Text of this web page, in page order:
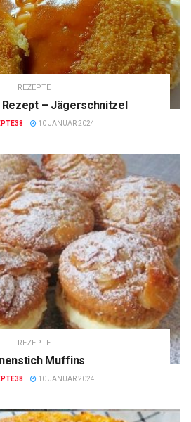
REZEPTE
Rezept – Jägerschnitzel
10 JANUAR 2024
REZEPTE
Muffins
10 JANUAR 2024